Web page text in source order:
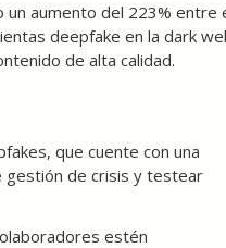
un aumento del 223% entre
deepfake en la dark
de alta calidad.
que cuente con una
gestión de crisis y testear
estén